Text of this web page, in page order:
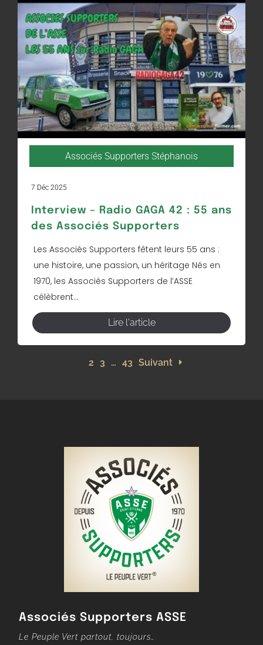
Associés Supporters Stéphanois
7 Déc 2025
Interview – Radio GAGA 42 : 55 ans
des Associés Supporters
Les Associés Supporters fêtent leurs 55 ans :
une histoire, une passion, un héritage Nés en
1970, les Associés Supporters de l’ASSE
célèbrent...
Lire l'article
2 3 … 43 Suivant
Associés Supporters ASSE
Le Peuple Vert partout, toujours…